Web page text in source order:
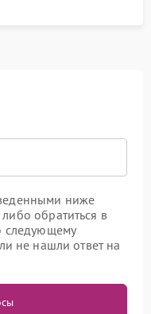
ниже
обратиться в
следующему
не нашли ответ на